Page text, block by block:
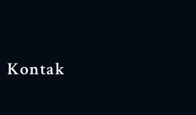
Kontak